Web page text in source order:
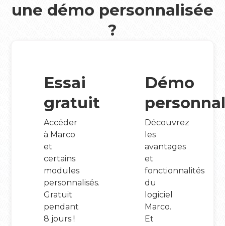
une démo personnalisée
?
Essai
gratuit
Accéder
à Marco
et
certains
modules
personnalisés.
Gratuit
pendant
8 jours !
Démo
Découvrez
les
avantages
et
fonctionnalités
du
logiciel
Marco.
Et